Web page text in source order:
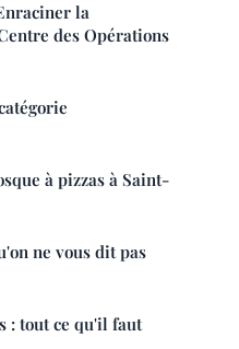
la
des Opérations
à pizzas à Saint-
ne vous dit pas
: tout ce qu'il faut